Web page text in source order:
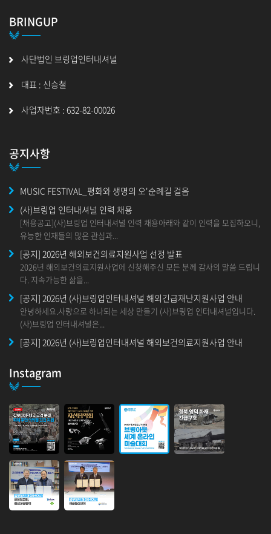
BRINGUP
사단법인 브링업인터내셔널
대표 : 신승철
사업자번호 : 632-82-00026
공지사항
MUSIC FESTIVAL_평화와 생명의 오'순례길 걸음
(사)브링업 인터내셔널 인력 채용
[채용공고](사)브링업 인터내셔널 인력 채용아래와 같이 인력을 모집하오니,
유능한 인재들의 많은 관심과...
[공지] 2026년 해외보건의료지원사업 선정 발표
2026년 해외보건의료지원사업에 신청해주신 모든 분께 감사의 말씀 드립니
다. 지속가능한 삶을...
[공지] 2026년 (사)브링업인터내셔널 해외긴급재난지원사업 안내
안녕하세요.사랑으로 하나되는 세상 만들기 (사)브링업 인터내셔널입니다.
(사)브링업 인터내셔널은...
[공지] 2026년 (사)브링업인터내셔널 해외보건의료지원사업 안내
다. 2025년부터&nbs...
인도사업본부 설립 행사
업본부로 승격하게 되었음을 기쁜...
Instagram